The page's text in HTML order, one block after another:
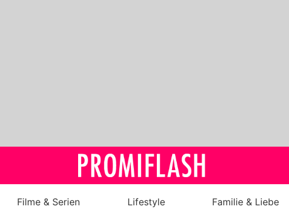
Filme & Serien Lifestyle Familie & Liebe